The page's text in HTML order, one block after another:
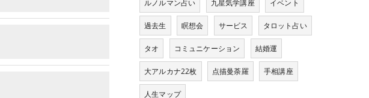
ルノルマン占い 九星気学講座 イベント
過去生 瞑想会 サービス タロット占い
タオ コミュニケーション 結婚運
大アルカナ22枚 点描曼荼羅 手相講座
人生マップ